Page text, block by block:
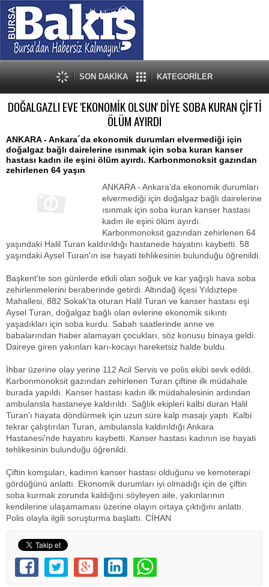
SON DAKİKA KATEGORİLER
DOĞALGAZLI EVE 'EKONOMİK OLSUN' DİYE SOBA KURAN ÇİFTİ
ÖLÜM AYIRDI
ANKARA - Ankara´da ekonomik durumları elvermediği için
doğalgaz bağlı dairelerine ısınmak için soba kuran kanser
hastası kadın ile eşini ölüm ayırdı. Karbonmonoksit gazından
zehirlenen 64 yaşın
ANKARA - Ankara'da ekonomik durumları
elvermediği için doğalgaz bağlı dairelerine
ısınmak için soba kuran kanser hastası
kadın ile eşini ölüm ayırdı.
Karbonmonoksit gazından zehirlenen 64
yaşındaki Halil Turan kaldırıldığı hastanede hayatını kaybetti. 58
yaşındaki Aysel Turan'ın ise hayati tehlikesinin bulunduğu öğrenildi.
Başkent'te son günlerde etkili olan soğuk ve kar yağışlı hava soba
zehirlenmelerini beraberinde getirdi. Altındağ ilçesi Yıldıztepe
Mahallesi, 882 Sokak'ta oturan Halil Turan ve kanser hastası eşi
Aysel Turan, doğalgaz bağlı olan evlerine ekonomik sıkıntı
yaşadıkları için soba kurdu. Sabah saatlerinde anne ve
babalarından haber alamayan çocukları, söz konusu binaya geldi.
Daireye giren yakınları karı-kocayı hareketsiz halde buldu.
İhbar üzerine olay yerine 112 Acil Servis ve polis ekibi sevk edildi.
Karbonmonoksit gazından zehirlenen Turan çiftine ilk müdahale
burada yapıldı. Kanser hastası kadın ilk müdahalesinin ardından
ambulansla hastaneye kaldırıldı. Sağlık ekipleri kalbi duran Halil
Turan'ı hayata döndürmek için uzun süre kalp masajı yaptı. Kalbi
tekrar çalıştırılan Turan, ambulansla kaldırıldığı Ankara
Hastanesi'nde hayatını kaybetti. Kanser hastası kadının ise hayati
tehlikesinin bulunduğu öğrenildi.
Çiftin komşuları, kadının kanser hastası olduğunu ve kemoterapi
gördüğünü anlattı. Ekonomik durumları iyi olmadığı için de çiftin
soba kurmak zorunda kaldığını söyleyen aile, yakınlarının
kendilerine ulaşamaması üzerine olayın ortaya çıktığını anlattı.
Polis olayla ilgili soruşturma başlattı. CİHAN